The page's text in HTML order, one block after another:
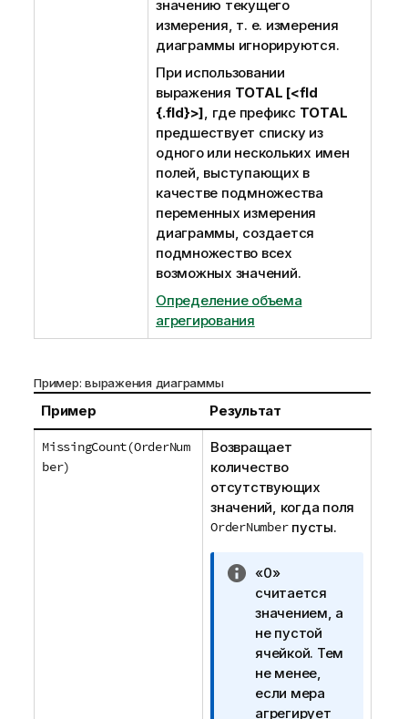
значению текущего
измерения, т. е. измерения
диаграммы игнорируются.
При использовании
выражения TOTAL [<fld
{.fld}>], где префикс TOTAL
предшествует списку из
одного или нескольких имен
полей, выступающих в
качестве подмножества
переменных измерения
диаграммы, создается
подмножество всех
возможных значений.
Определение объема
агрегирования
Пример: выражения диаграммы
Пример Результат
MissingCount(OrderNum
ber)
Возвращает
количество
отсутствующих
значений, когда поля
OrderNumberпусты.
П
р
и
м
е
ч
а
н
«0»
считается
значением, а
не пустой
ячейкой. Тем
не менее,
если мера
агрегирует